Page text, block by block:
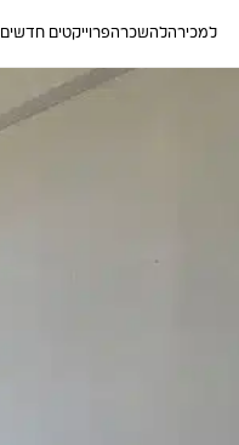
למכירהלהשכרהפרוייקטים חדשים